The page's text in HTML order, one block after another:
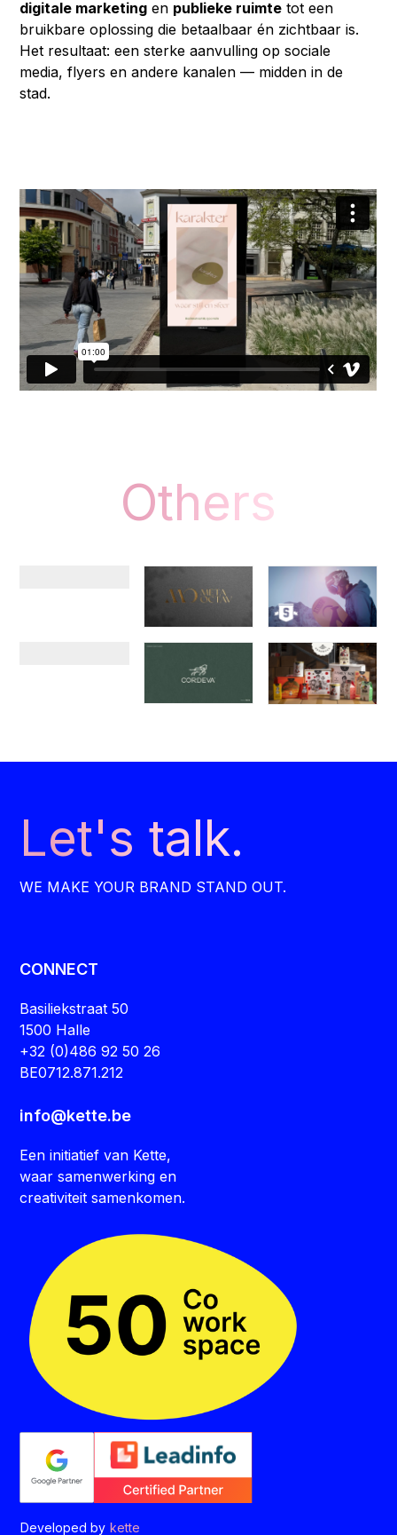
digitale marketing en publieke ruimte tot een
bruikbare oplossing die betaalbaar én zichtbaar is.
Het resultaat: een sterke aanvulling op sociale
media, flyers en andere kanalen — midden in de
stad.
Others
Let's talk.
WE MAKE YOUR BRAND STAND OUT.
CONNECT
Basiliekstraat 50
1500 Halle
+32 (0)486 92 50 26
BE0712.871.212
info@kette.be
Een initiatief van Kette,
waar samenwerking en
creativiteit samenkomen.
Developed by kette